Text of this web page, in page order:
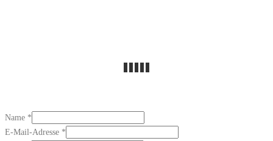
Name *
Kommentar
E-Mail-Adresse *